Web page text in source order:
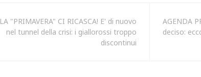
LA "PRIMAVERA" CI RICASCA! E' di nuovo
nel tunnel della crisi: i giallorossi troppo
discontinui
AGENDA
deciso: